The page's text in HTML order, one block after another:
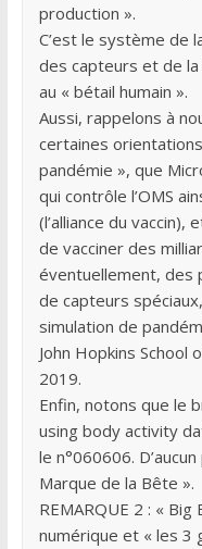
production ».
C’est le système de
des capteurs et de
au « bétail humain ».
Aussi, rappelons à
certaines
pandémie », que
qui contrôle l’OMS
(l’alliance du vaccin),
de vacciner des
éventuellement, des
de capteurs
simulation de
John Hopkins School
2019.
Enfin, notons que le
using body activity
le n°060606.
Marque de la Bête ».
REMARQUE 2 : «
numérique et « les 3